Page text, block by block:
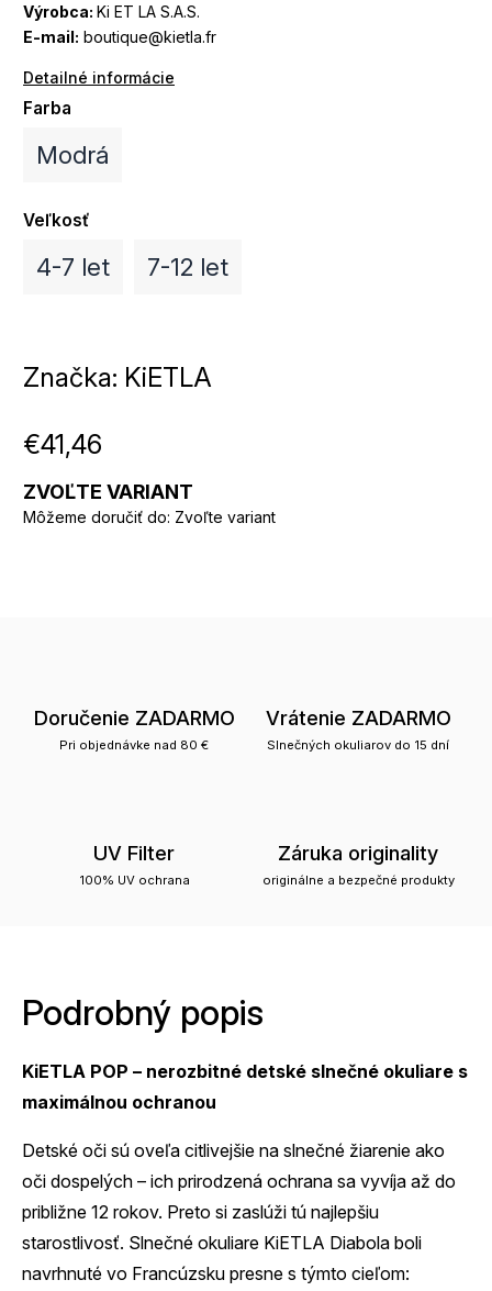
Výrobca: Ki ET LA S.A.S.
E-mail: boutique@kietla.fr
Detailné informácie
Farba
Modrá
Veľkosť
4-7 let 7-12 let
Značka: KiETLA
€41,46
ZVOĽTE VARIANT
Môžeme doručiť do: Zvoľte variant
Doručenie ZADARMO
Pri objednávke nad 80 €
Vrátenie ZADARMO
Slnečných okuliarov do 15 dní
UV Filter
100% UV ochrana
Záruka originality
originálne a bezpečné produkty
Podrobný popis
KiETLA POP – nerozbitné detské slnečné okuliare s
maximálnou ochranou
Detské oči sú oveľa citlivejšie na slnečné žiarenie ako
oči dospelých – ich prirodzená ochrana sa vyvíja až do
približne 12 rokov. Preto si zaslúži tú najlepšiu
starostlivosť. Slnečné okuliare KiETLA Diabola boli
navrhnuté vo Francúzsku presne s týmto cieľom: